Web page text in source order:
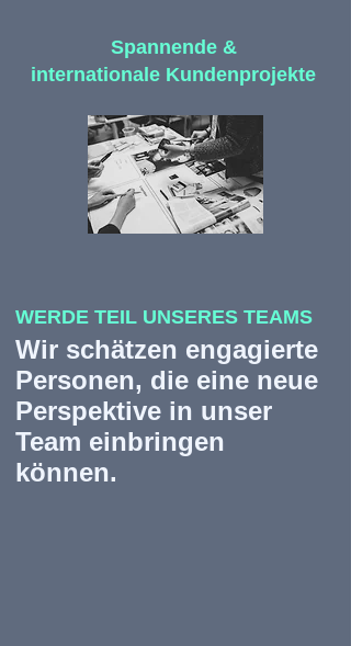
Spannende &
internationale Kundenprojekte
WERDE TEIL UNSERES TEAMS
Wir schätzen engagierte
Personen, die eine neue
Perspektive in unser
Team einbringen
können.